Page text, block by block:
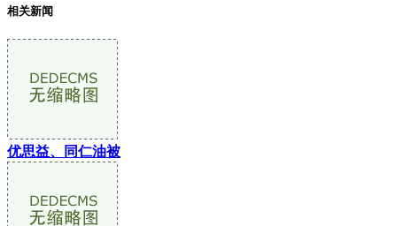
相关新闻
优思益、同仁油被